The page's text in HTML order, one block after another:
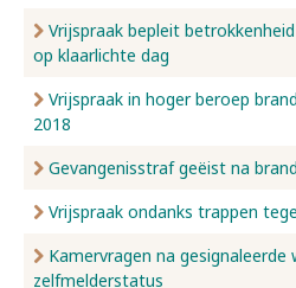
Vrijspraak bepleit
op klaarlichte dag
Vrijspraak in hoger beroep
2018
Gevangenisstraf geëist na
Vrijspraak ondanks trappen
Kamervragen na gesignaleerde
zelfmelderstatus